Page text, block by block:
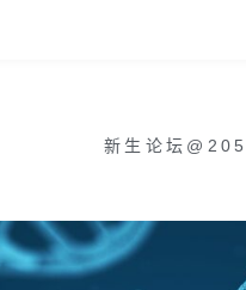
新生论坛